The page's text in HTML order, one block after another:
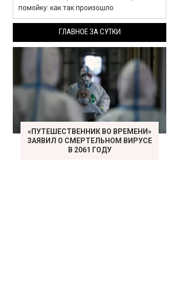
помойку: как так произошло
ГЛАВНОЕ ЗА СУТКИ
«ПУТЕШЕСТВЕННИК ВО ВРЕМЕНИ»
ЗАЯВИЛ О СМЕРТЕЛЬНОМ ВИРУСЕ
В 2061 ГОДУ